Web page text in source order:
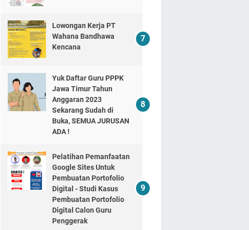
Lowongan Kerja PT
Wahana Bandhawa
Kencana
Yuk Daftar Guru PPPK
Jawa Timur Tahun
Anggaran 2023
Sekarang Sudah di
Buka, SEMUA JURUSAN
ADA !
Pelatihan Pemanfaatan
Google Sites Untuk
Pembuatan Portofolio
Digital - Studi Kasus
Pembuatan Portofolio
Digital Calon Guru
Penggerak